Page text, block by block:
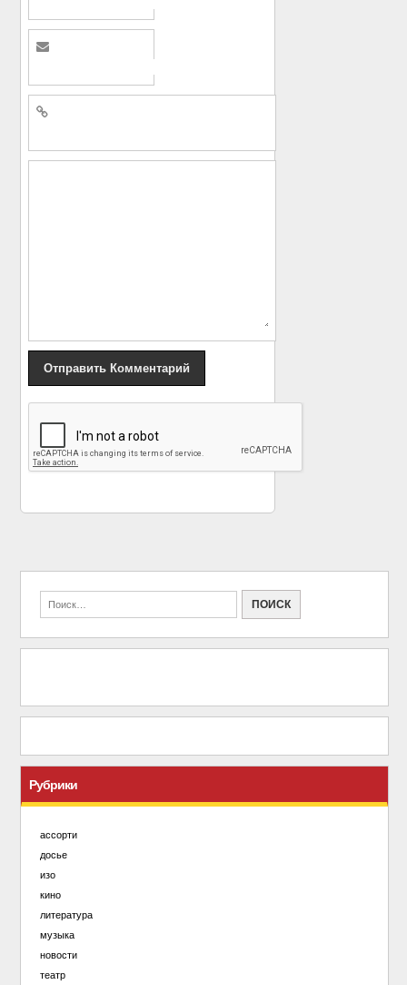
Автор «Gravity Falls»
заключил многолетний
контракт с Netflix
неужели совпадение
Рубрики
ассорти
досье
изо
кино
литература
музыка
новости
театр